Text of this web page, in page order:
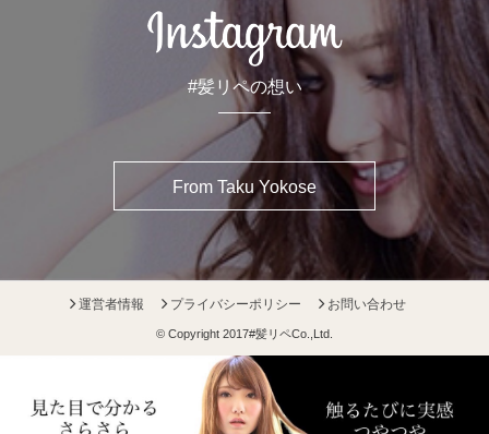
#髪リペの想い
From Taku Yokose
運営者情報 プライバシーポリシー お問い合わせ
© Copyright 2017#髪リペCo.,Ltd.